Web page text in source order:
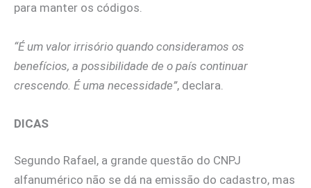
para manter os códigos.
“É um valor irrisório quando consideramos os
benefícios, a possibilidade de o país continuar
crescendo. É uma necessidade”, declara.
DICAS
Segundo Rafael, a grande questão do CNPJ
alfanumérico não se dá na emissão do cadastro, mas